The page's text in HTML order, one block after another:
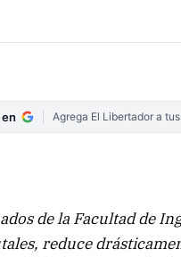
Agrega El Libertador a
de la Facultad de
reduce